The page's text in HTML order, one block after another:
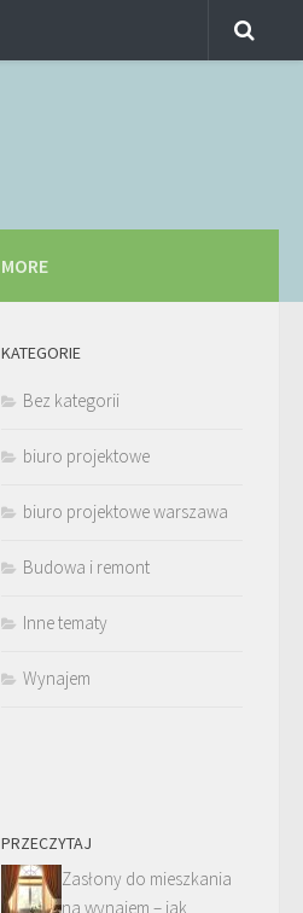
MORE
KATEGORIE
Bez kategorii
biuro projektowe
biuro projektowe warszawa
Budowa i remont
Inne tematy
Wynajem
PRZECZYTAJ
Zasłony do mieszkania
na wynajem – jak